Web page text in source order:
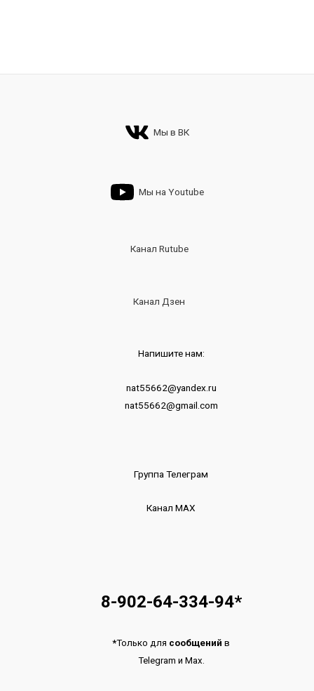
Мы в ВК
Мы на Youtube
Канал Rutube
Канал Дзен
Напишите нам:
nat55662@yandex.ru
nat55662@gmail.com
Группа Телеграм
Канал МАХ
8-902-64-334-94*
*Только для сообщений в
Telegram и Max.